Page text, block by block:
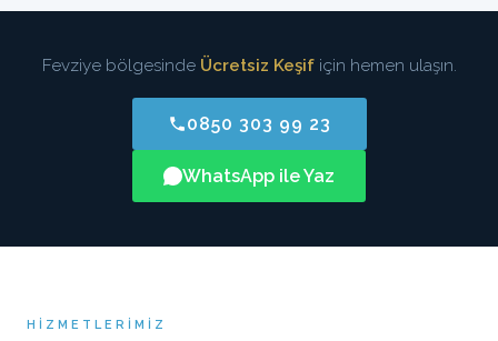
Fevziye bölgesinde Ücretsiz Keşifiçin hemen ulaşın.
0850 303 99 23
WhatsApp ile Yaz
HIZMETLERIMIZ